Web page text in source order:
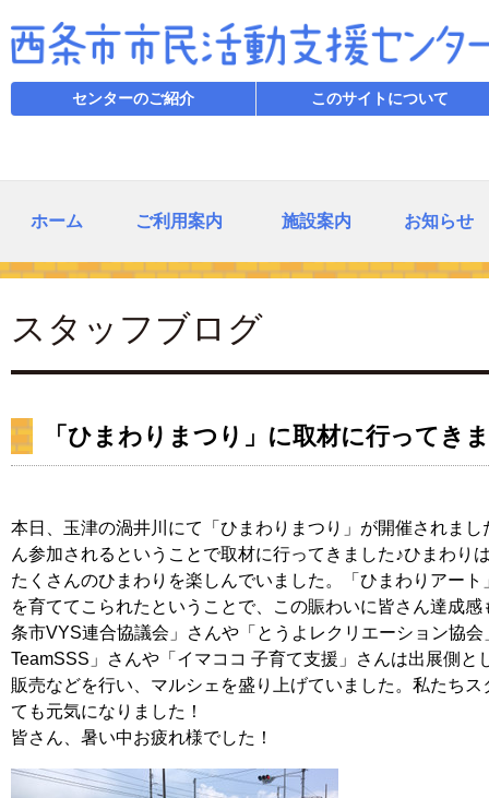
センターのご紹介 このサイトについて
ホーム ご利用案内 施設案内 お知らせ
スタッフブログ
「ひまわりまつり」に取材に行ってき
本日、玉津の渦井川にて「ひまわりまつり」が開催されま
ん参加されるということで取材に行ってきました♪ひまわり
たくさんのひまわりを楽しんでいました。「ひまわりアー
を育ててこられたということで、この賑わいに皆さん達成
条市VYS連合協議会」さんや「とうよレクリエーション協
TeamSSS」さんや「イマココ 子育て支援」さんは出展側と
販売などを行い、マルシェを盛り上げていました。私たち
ても元気になりました！
皆さん、暑い中お疲れ様でした！